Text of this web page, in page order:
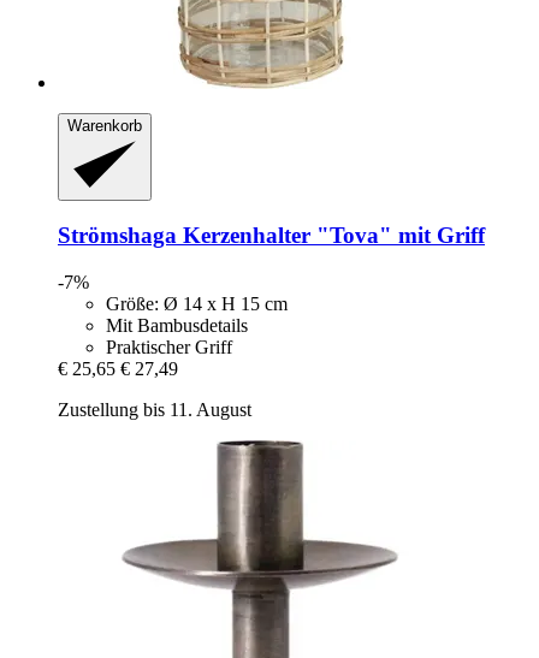
Warenkorb
Strömshaga Kerzenhalter "Tova" mit Griff
-7%
Größe: Ø 14 x H 15 cm
Mit Bambusdetails
Praktischer Griff
€ 25,65 € 27,49
Zustellung bis 11. August